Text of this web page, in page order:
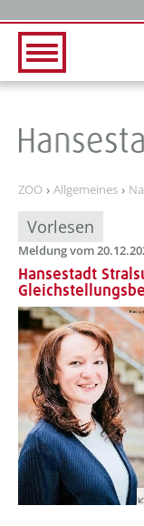
ZOO Allgemeines
Vorlesen
Meldung vom
Hansestadt